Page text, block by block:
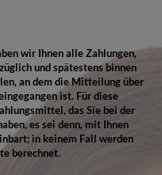
wir Ihnen alle Zahlungen,
und spätestens binnen
an dem die Mitteilung über
ist. Für diese
das Sie bei der
es sei denn, mit Ihnen
in keinem Fall werden
berechnet.